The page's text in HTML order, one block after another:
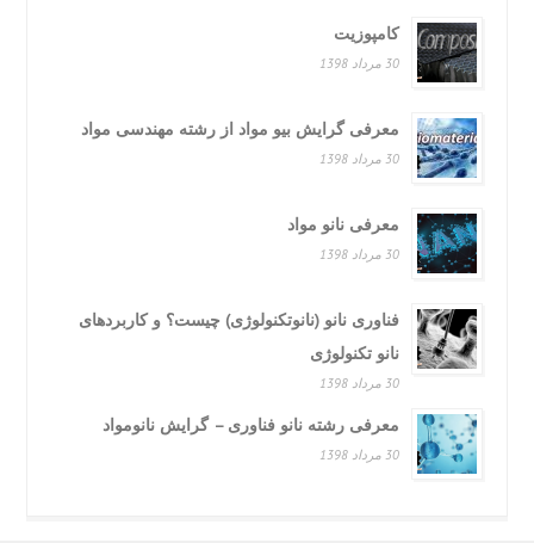
کامپوزیت
30 مرداد 1398
معرفی گرایش بیو مواد از رشته مهندسی مواد
30 مرداد 1398
معرفی نانو مواد
30 مرداد 1398
فناوری نانو (نانوتکنولوژی) چیست؟ و کاربردهای
نانو تکنولوژی
معرفی رشته نانو فناوری – گرایش نانومواد
30 مرداد 1398